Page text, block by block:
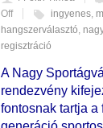
Off
ingyenes,
hangszerválasztó,
regisztráció
A Nagy
rendezvény
fontosnak tartja a